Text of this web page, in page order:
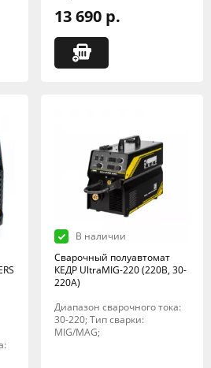
13 690 р.
В наличии
Сварочный полуавтомат
КЕДР UltraMIG-220 (220В, 30-
220А)
Диапазон сварочного тока:
30-220; Тип сварки:
MIG/MAG;